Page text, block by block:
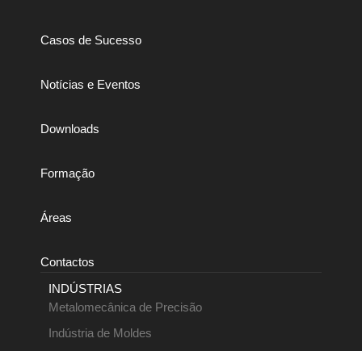
Casos de Sucesso
Notícias e Eventos
Downloads
Formação
Áreas
Contactos
INDÚSTRIAS
Metalomecânica de Precisão
Indústria de Moldes